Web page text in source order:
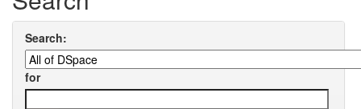
Search:
for